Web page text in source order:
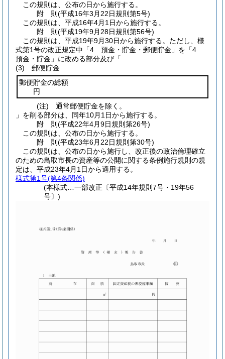
この規則は、公布の日から施行する。
附 則(平成16年3月22日規則第5号)
この規則は、平成16年4月1日から施行する。
附 則(平成19年9月28日規則第56号)
この規則は、平成19年9月30日から施行する。 ただし、様
式第1号の改正規定中「4 預金・貯金・郵便貯金」を「4
預金・貯金」に改める部分及び「
(3) 郵便貯金
郵便貯金の総額
円
(注) 通常郵便貯金を除く。
」を削る部分は、同年10月1日から施行する。
附 則(平成22年4月9日規則第26号)
この規則は、公布の日から施行する。
附 則(平成23年6月22日規則第30号)
この規則は、公布の日から施行し、改正後の政治倫理確立
のための鳥取市長の資産等の公開に関する条例施行規則の規
定は、平成23年4月1日から適用する。
様式第1号(第4条関係)
(本様式…一部改正〔平成14年規則7号・19年56
号〕)